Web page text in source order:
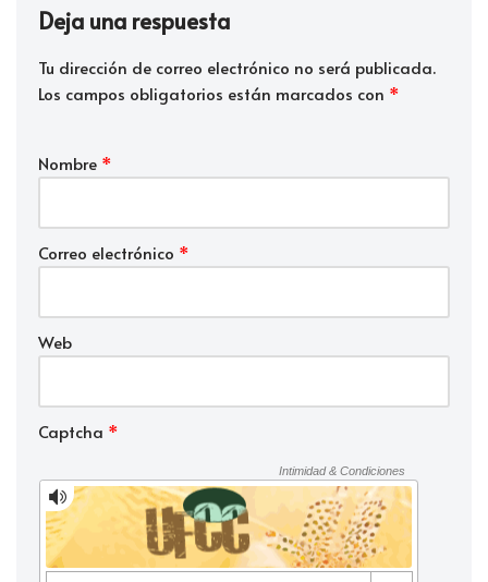
Deja una respuesta
Tu dirección de correo electrónico no será publicada.
Los campos obligatorios están marcados con *
Nombre *
Correo electrónico *
Web
Captcha *